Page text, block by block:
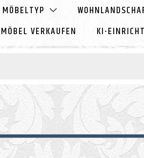
MÖBELTYP
MÖBEL VERKAUFEN KI-